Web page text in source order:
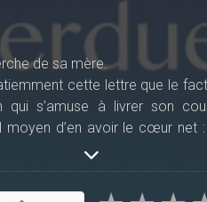
de sa mère.
cette lettre que le
s’amuse à livrer son
d’en avoir le cœur net
de Frangine, une
groupe mafieux «
jeune garçon s’inquiète et